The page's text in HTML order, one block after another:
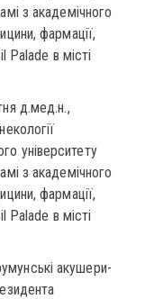
з академічного
фармації,
Palade в місті
д.мед.н.,
університету
з академічного
фармації,
Palade в місті
акушери-